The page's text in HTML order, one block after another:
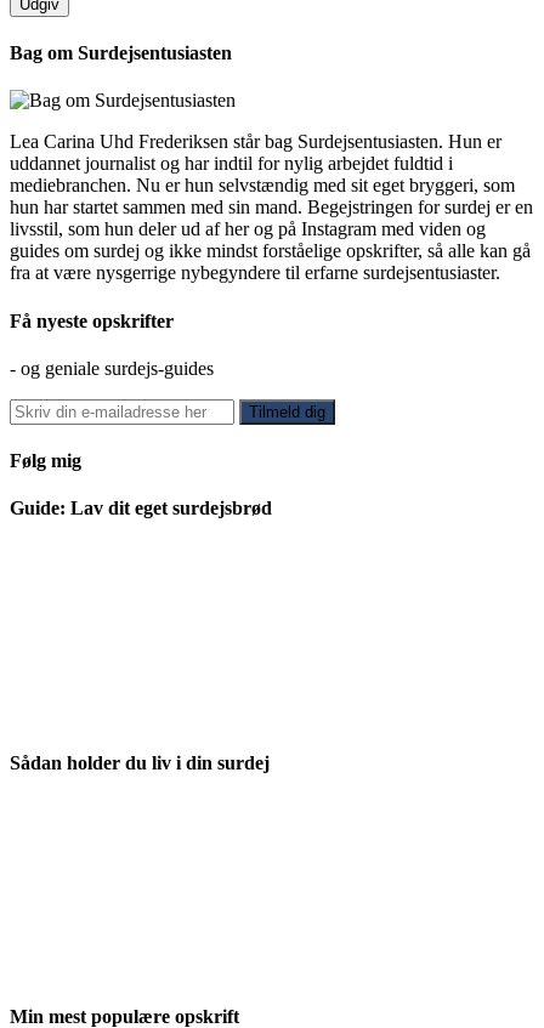
Bag om Surdejsentusiasten
Lea Carina Uhd Frederiksen står bag Surdejsentusiasten. Hun er
uddannet journalist og har indtil for nylig arbejdet fuldtid i
mediebranchen. Nu er hun selvstændig med sit eget bryggeri, som
hun har startet sammen med sin mand. Begejstringen for surdej er en
livsstil, som hun deler ud af her og på Instagram med viden og
guides om surdej og ikke mindst forståelige opskrifter, så alle kan gå
fra at være nysgerrige nybegyndere til erfarne surdejsentusiaster.
Få nyeste opskrifter
- og geniale surdejs-guides
Følg mig
Guide: Lav dit eget surdejsbrød
Sådan holder du liv i din surdej
Min mest populære opskrift